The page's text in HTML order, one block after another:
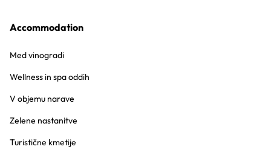
Accommodation
Med vinogradi
Wellness in spa oddih
V objemu narave
Zelene nastanitve
Turistične kmetije